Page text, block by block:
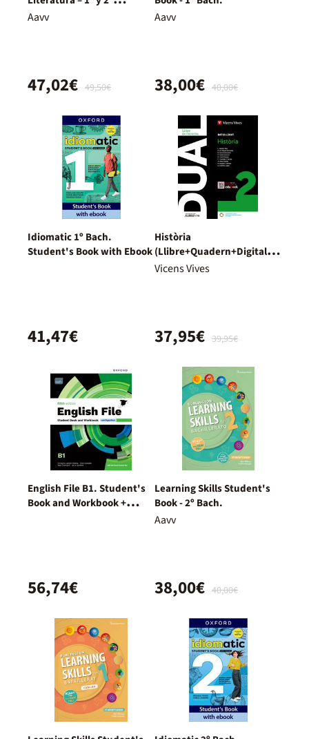
Bachillerato – Nuevo
Aavv
49,50€
47,02€
Aavv
40,00€
38,00€
Idiomatic 1º Bach.
Student's Book with Ebook
41,47€
Història
(Llibre+Quadern+Digital)
Dual
Vicens Vives
39,95€
37,95€
English File B1. Student's
Book and Workbook +
56,74€
Learning Skills Student's
Book - 2º Bach.
Aavv
40,00€
38,00€